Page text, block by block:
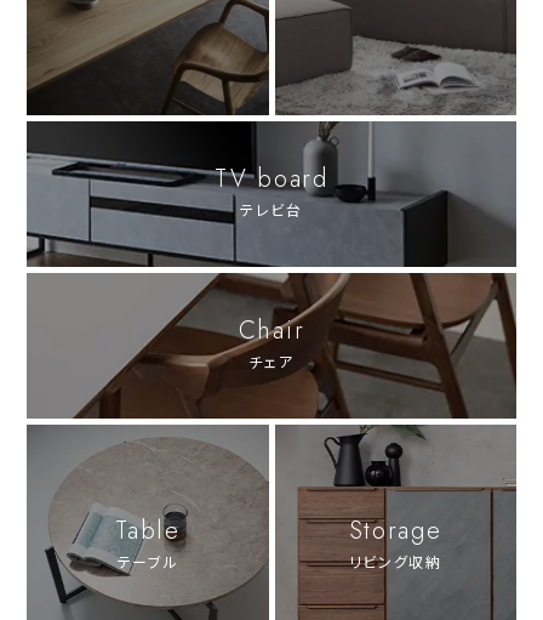
TV board
テレビ台
Chair
チェア
Table
テーブル
Storage
リビング収納